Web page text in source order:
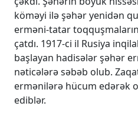
köməyi ilə şəhər yenidən
erməni-tatar
çatdı. 1917-ci il Rusiya
başlayan hadisələr şəhər
nəticələrə səbəb olub.
ermənilərə hücum edərək
ediblər.